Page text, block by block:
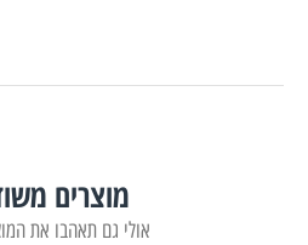
מוצרים
אולי גם תאהבו את